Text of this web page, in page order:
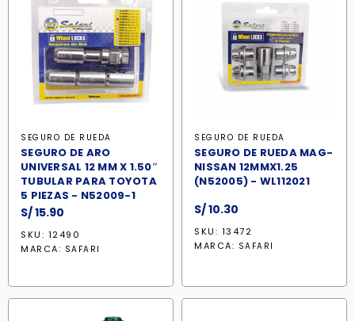
SEGURO DE RUEDA
SEGURO DE ARO
UNIVERSAL 12 MM X 1.50″
TUBULAR PARA TOYOTA
5 PIEZAS - N52009-1
S/15.90
SKU: 12490
MARCA: SAFARI
SEGURO DE RUEDA
SEGURO DE RUEDA MAG-
NISSAN 12MMX1.25
(N52005) - WL112021
S/10.30
SKU: 13472
MARCA: SAFARI